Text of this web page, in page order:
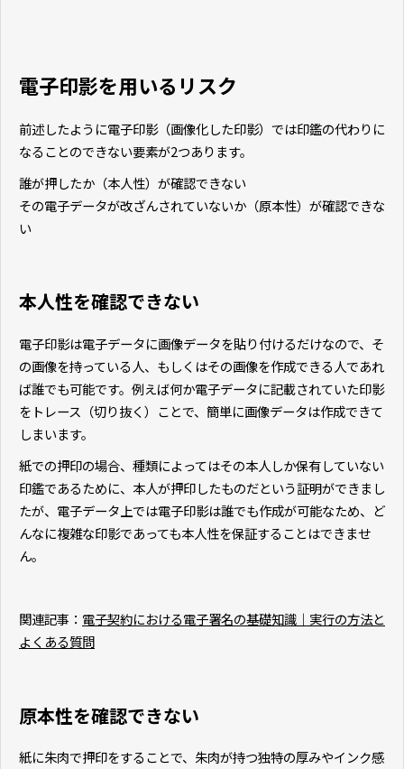
電子印影を用いるリスク
前述したように電子印影（画像化した印影）では印鑑の代わりに
なることのできない要素が2つあります。
誰が押したか（本人性）が確認できない
その電子データが改ざんされていないか（原本性）が確認できな
い
本人性を確認できない
電子印影は電子データに画像データを貼り付けるだけなので、そ
の画像を持っている人、もしくはその画像を作成できる人であれ
ば誰でも可能です。例えば何か電子データに記載されていた印影
をトレース（切り抜く）ことで、簡単に画像データは作成できて
しまいます。
紙での押印の場合、種類によってはその本人しか保有していない
印鑑であるために、本人が押印したものだという証明ができまし
たが、電子データ上では電子印影は誰でも作成が可能なため、ど
んなに複雑な印影であっても本人性を保証することはできませ
ん。
関連記事： 電子契約における電子署名の基礎知識｜実行の方法と
よくある質問
原本性を確認できない
紙に朱肉で押印をすることで、朱肉が持つ独特の厚みやインク感